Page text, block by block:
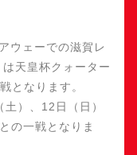
ウェーでの滋賀レ
天皇杯クォーター
となります。
）、12日（日）
の一戦となりま